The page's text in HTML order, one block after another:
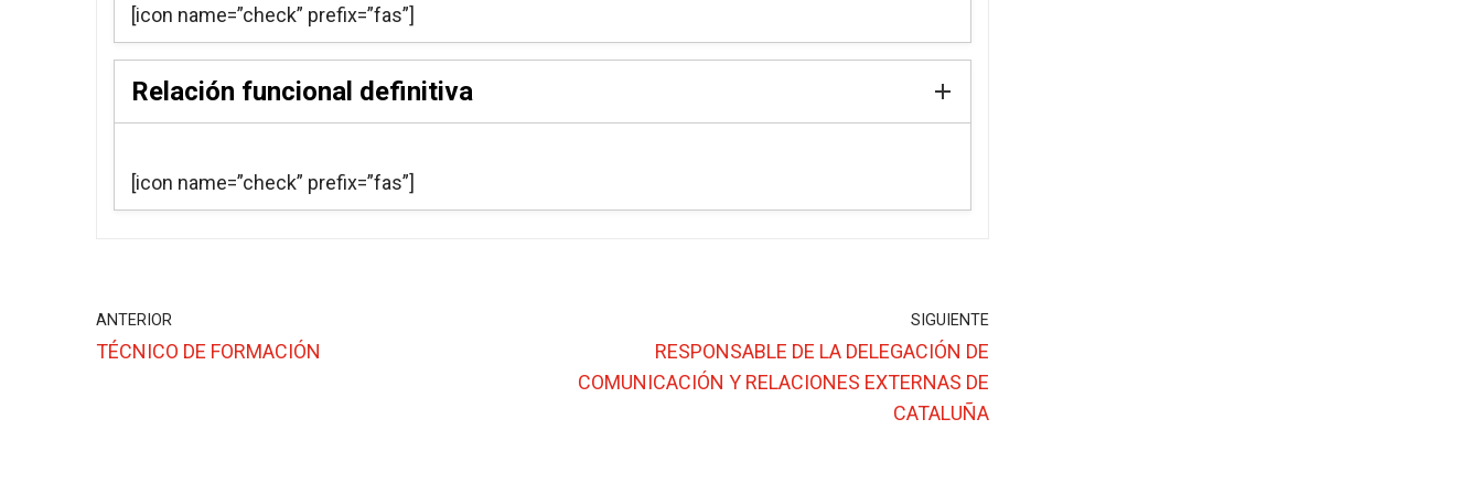
[icon name=”check” prefix=”fas”]
Relación funcional definitiva
[icon name=”check” prefix=”fas”]
ANTERIOR
TÉCNICO DE FORMACIÓN
SIGUIENTE
RESPONSABLE DE LA DELEGACIÓN DE
COMUNICACIÓN Y RELACIONES EXTERNAS DE
CATALUÑA